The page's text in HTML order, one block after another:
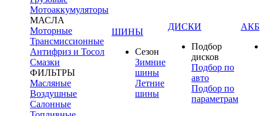
Мотоаккумуляторы
МАСЛА
Моторные
Трансмиссионные
Антифриз и Тосол
Смазки
ФИЛЬТРЫ
Масляные
Воздушные
Салонные
ШИНЫ
Сезон
Зимние
шины
Летние
шины
ДИСКИ
Подбор
дисков
Подбор по
авто
Подбор по
параметрам
АКБ